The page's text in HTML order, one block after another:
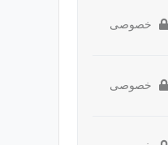
خصوصی
خصوصی